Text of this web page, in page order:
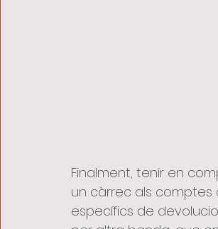
Finalment, tenir en
un càrrec als comptes
específics de